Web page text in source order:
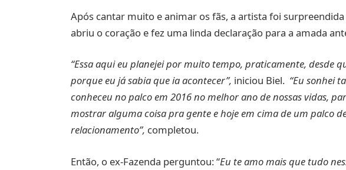
Após cantar muito e animar os fãs, a artista foi
abriu o coração e fez uma linda declaração para a amada
“Essa aqui eu planejei por muito tempo, praticamente, desde
porque eu já sabia que ia acontecer”, iniciou Biel. “Eu sonhei
conheceu no palco em 2016 no melhor ano de nossas vidas,
mostrar alguma coisa pra gente e hoje em cima de um palco
relacionamento”, completou.
Então, o ex-Fazenda perguntou: “Eu te amo mais que tudo